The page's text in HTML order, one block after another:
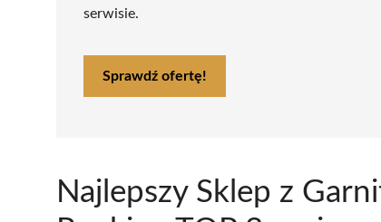
serwisie.
Sprawdź ofertę!
Najlepszy Sklep z